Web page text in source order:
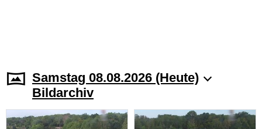
Samstag 08.08.2026 (Heute)
Bildarchiv